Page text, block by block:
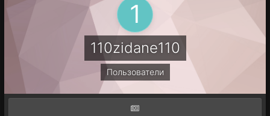
110zidane110
Пользователи